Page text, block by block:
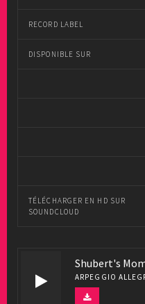
RECORD LABEL
DISPONIBLE SUR
TÉLÉCHARGER EN HD SUR
SOUNDCLOUD
Shubert's
ARPEGGIO